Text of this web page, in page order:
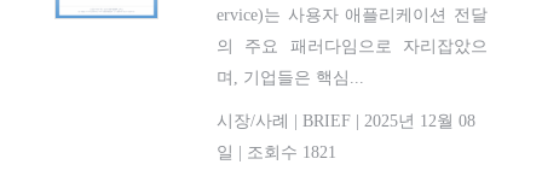
ervice)는 사용자 애플리케이션 전달
의 주요 패러다임으로 자리잡았으
며, 기업들은 핵심...
시장/사례 BRIEF
2025년 12월 08
일
조회수 1821